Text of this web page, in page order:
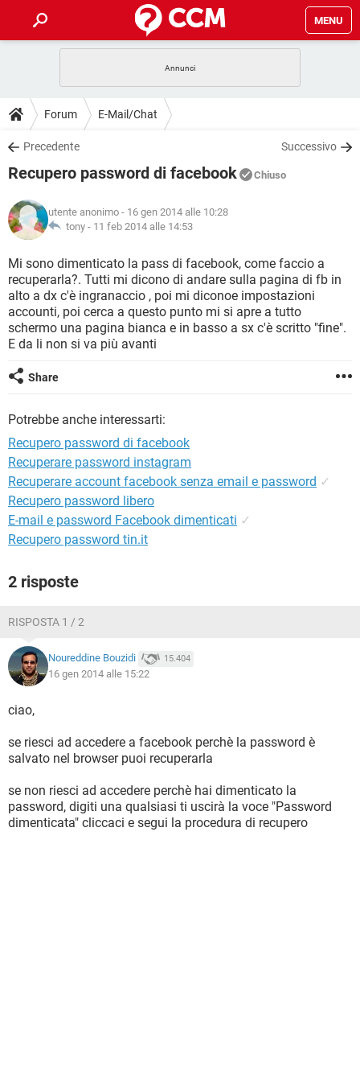
MENU
INTRATTENIMENTO
iOS
INSTAGRAM WHATSAPP
TIKTOK
HARDWARE
GUIDE
COVID-19
INSTAGRAM WHATSAPP
TIKTOK
HARDWARE
DOWNLOAD
COVID-19 GAMING
INTRATTENIMENTO
iOS WINDOWS 10
INSTAGRAM WHATSAPP
TIKTOK FACEBOOK
HARDWARE
FORUM
COVID-19 GAMING
INTRATTENIMENTO
iOS WINDOWS 10
INSTAGRAM WHATSAPP
TIKTOK FACEBOOK
HARDWARE
GLOSSARIO
COVID-19 GAMING
INTRATTENIMENTO ANDROID
iOS WINDOWS 10
INSTAGRAM
TIKTOK
Forum E-Mail/Chat
Precedente Successivo
Recupero password di facebook Chiuso
utente anonimo - 16 gen 2014 alle 10:28
tony - 11 feb 2014 alle 14:53
Mi sono dimenticato la pass di facebook, come faccio a
recuperarla?. Tutti mi dicono di andare sulla pagina di fb in
alto a dx c'è ingranaccio , poi mi diconoe impostazioni
accounti, poi cerca a questo punto mi si apre a tutto
schermo una pagina bianca e in basso a sx c'è scritto "fine".
E da li non si va più avanti
Share
Potrebbe anche interessarti:
Recupero password di facebook
Recuperare password instagram
Recuperare account facebook senza email e password ✓
Recupero password libero
E-mail e password Facebook dimenticati ✓
Recupero password tin.it
2 risposte
RISPOSTA 1 / 2
Noureddine Bouzidi 15.404
16 gen 2014 alle 15:22
ciao,
se riesci ad accedere a facebook perchè la password è
salvato nel browser puoi recuperarla
se non riesci ad accedere perchè hai dimenticato la
password, digiti una qualsiasi ti uscirà la voce "Password
dimenticata" cliccaci e segui la procedura di recupero